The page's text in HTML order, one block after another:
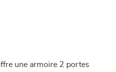
une armoire 2 portes